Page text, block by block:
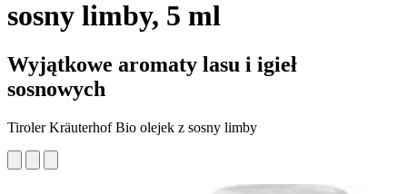
sosny limby, 5 ml
Wyjątkowe aromaty lasu i igieł
sosnowych
Tiroler Kräuterhof Bio olejek z sosny limby